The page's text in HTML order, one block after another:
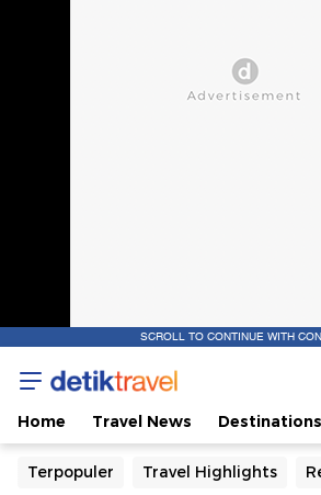
SCROLL TO CONTINUE WITH
Home Travel News Destinations
Terpopuler Travel Highlights